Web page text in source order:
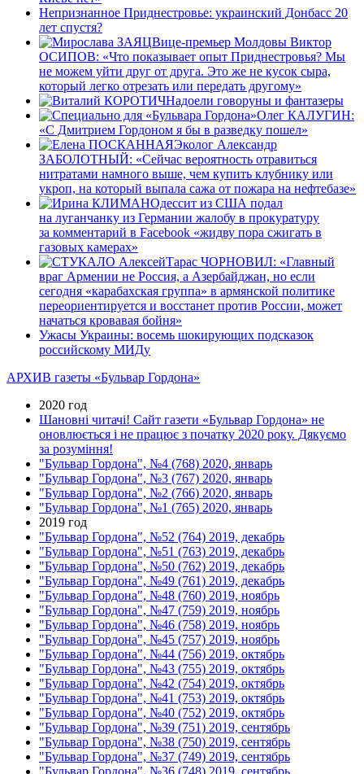
Непризнанное Приднестровье: украинский Донбасс 20
лет спустя?
Вице-премьер Молдовы Виктор
ОСИПОВ: «Что показывает опыт Приднестровья? Мы
не можем уйти друг от друга. Это же не кусок сыра,
который легко отрезать или передать другому»
Надоели говоруны и фантазеры
Олег КАЛУГИН:
«С Дмитрием Гордоном я бы в разведку пошел»
Эколог Александр
ЗАБОЛОТНЫЙ: «Сейчас вероятность отравиться
нитратами намного выше, чем купить клубнику или
укроп, на который выпала сажа от пожара на нефтебазе»
Одессит из США подал
на луганчанку из Германии жалобу в прокуратуру
за комментарий в Facebook «жидву пора сжигать в
газовых камерах»
Тарас ЧОРНОВИЛ: «Главный
враг Армении не Россия, а Азербайджан, но если
сегодня «карабахская группа» в армянской политике
переориентируется и восстанет против России, может
начаться кровавая бойня»
Ужасы Украины: восемь шокирующих подсказок
российскому МИДу
АРХИВ газеты «Бульвар Гордона»
2020 год
Шановні читачі! Сайт газети «Бульвар Гордона» не
оновлюється і не працює з початку 2020 року. Дякуємо
за розуміння!
"Бульвар Гордона", №4 (768) 2020, январь
"Бульвар Гордона", №3 (767) 2020, январь
"Бульвар Гордона", №2 (766) 2020, январь
"Бульвар Гордона", №1 (765) 2020, январь
2019 год
"Бульвар Гордона", №52 (764) 2019, декабрь
"Бульвар Гордона", №51 (763) 2019, декабрь
"Бульвар Гордона", №50 (762) 2019, декабрь
"Бульвар Гордона", №49 (761) 2019, декабрь
"Бульвар Гордона", №48 (760) 2019, ноябрь
"Бульвар Гордона", №47 (759) 2019, ноябрь
"Бульвар Гордона", №46 (758) 2019, ноябрь
"Бульвар Гордона", №45 (757) 2019, ноябрь
"Бульвар Гордона", №44 (756) 2019, октябрь
"Бульвар Гордона", №43 (755) 2019, октябрь
"Бульвар Гордона", №42 (754) 2019, октябрь
"Бульвар Гордона", №41 (753) 2019, октябрь
"Бульвар Гордона", №40 (752) 2019, октябрь
"Бульвар Гордона", №39 (751) 2019, сентябрь
"Бульвар Гордона", №38 (750) 2019, сентябрь
"Бульвар Гордона", №37 (749) 2019, сентябрь
"Бульвар Гордона", №36 (748) 2019, сентябрь